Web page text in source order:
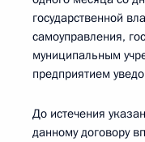
государственной
самоуправления,
муниципальным
предприятием
До истечения
данному договору